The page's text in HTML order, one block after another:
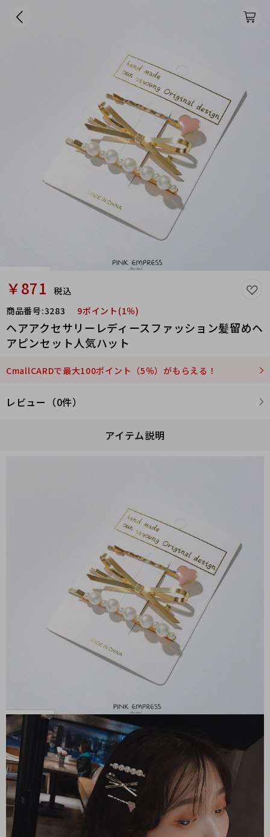
￥871
税込
商品番号:3283 9ポイント(1％)
ヘアアクセサリーレディースファッション髪留めヘ
アピンセット人気ハット
CmallCARDで最大100ポイント（5％）がもらえる！
レビュー（0件）
アイテム説明